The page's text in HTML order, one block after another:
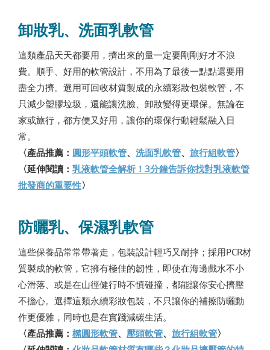
卸妝乳、洗面乳軟管
這類產品天天都要用，擠出來的量一定要剛剛好才不浪
費。順手、好用的軟管設計，不用為了最後一點點還要用
盡全力擠。選用可回收材質製成的永續彩妝包裝軟管，不
只減少塑膠垃圾，還能讓洗臉、卸妝變得更環保。無論在
家或旅行，都方便又好用，讓你的環保行動輕鬆融入日
常。
〈產品推薦： 圓形平頭軟管、 洗面乳軟管、 旅行組軟管〉
〈延伸閱讀： 乳液軟管全解析！3分鐘告訴你找對乳液軟管
批發商的重要性〉
防曬乳、保濕乳軟管
這些保養品常常帶著走，包裝設計輕巧又耐摔；採用PCR材
質製成的軟管，它擁有極佳的韌性，即使在海邊戲水不小
心滑落、或是在山徑健行時不慎碰撞，都能讓你安心擠壓
不擔心。選擇這類永續彩妝包裝，不只讓你的補擦防曬動
作更優雅，同時也是在實踐減碳生活。
〈產品推薦： 橢圓形軟管、 壓頭軟管、 旅行組軟管〉